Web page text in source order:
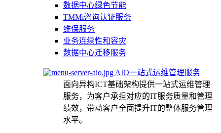
数据中心绿色节能
TMMi咨询认证服务
维保服务
业务连续性和容灾
数据中心迁移服务
AIO一站式运维管理服务
面向异构ICT基础架构提供一站式运维管理
服务，为客户承担对应的IT服务质量和管理
绩效，带动客户全面提升IT的整体服务管理
水平。